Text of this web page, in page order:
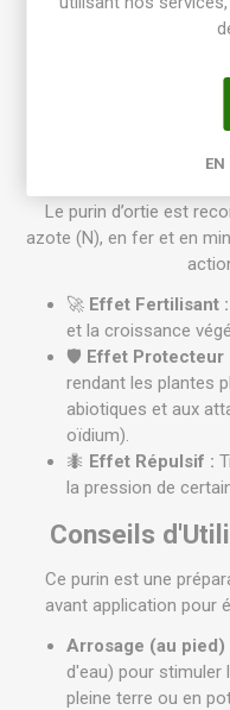
les Jardins)
système
Le purin d’ortie est
azote (N), en fer et en
🚀 Effet Fertilisant :
et la croissance
🛡️ Effet Protecteur
rendant les plantes
abiotiques et aux
oïdium).
🐜 Effet Répulsif :
la pression de
Conseils
Ce purin est une
avant application pour
Arrosage (au pied)
d'eau) pour stimuler
pleine terre ou en
EN